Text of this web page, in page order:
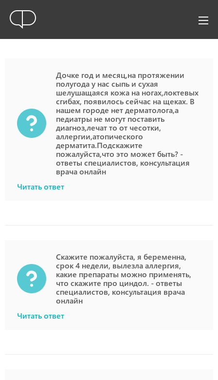
Дочке год и месяц,на протяжении
полугода у нас сыпь и сухая
шелушащаяся кожа на ногах,локтевых
сгибах, появилось сейчас на щеках. В
нашем городе нет дерматолога,а
педиатры не могут поставить
диагноз,лечат то от чесотки,
аллергии,атопического
дерматита.Подскажите
пожалуйста,что это может быть? -
ответы специалистов, консультация
врача онлайн
Читать ответ
Скажите пожалуйста, я беременна,
срок 4 недели, вылезла аллергия,
какие препараты можно применять,
что скажите про циндол. - ответы
специалистов, консультация врача
онлайн
Читать ответ